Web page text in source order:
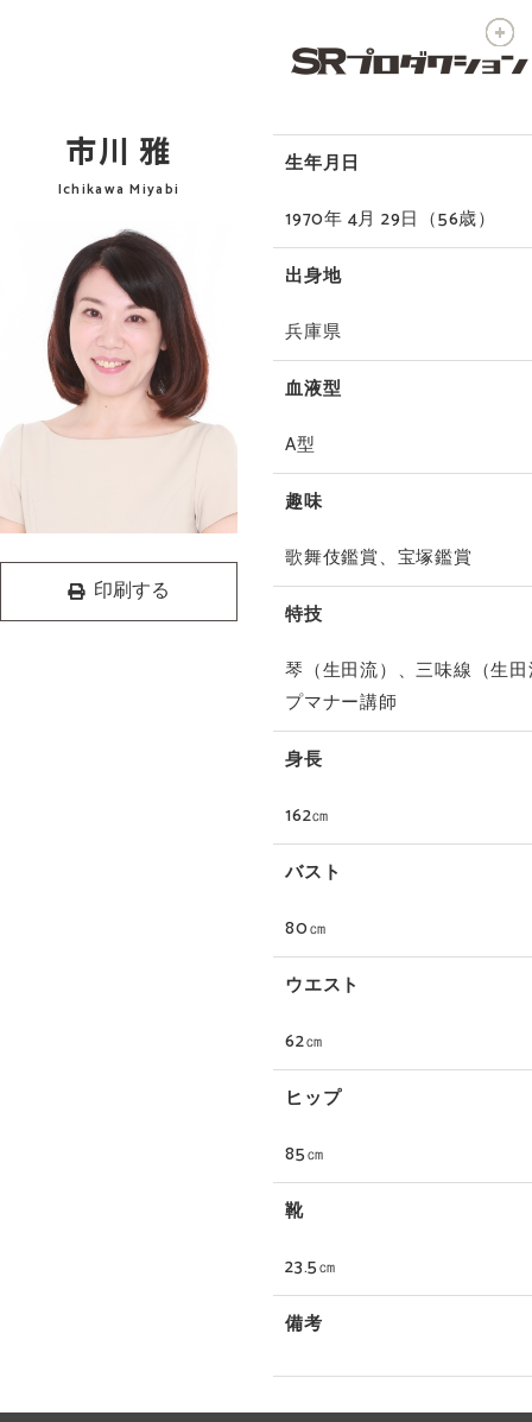
市川 雅
Ichikawa Miyabi
印刷する
生年月日
1970年 4月 29日 （56歳）
出身地
兵庫県
血液型
A型
趣味
歌舞伎鑑賞、宝塚鑑賞
特技
琴（生田流）、三味線（生
プマナー講師
身長
162㎝
バスト
80㎝
ウエスト
62㎝
ヒップ
85㎝
靴
23.5㎝
備考